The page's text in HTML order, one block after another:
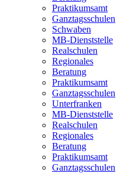
Praktikumsamt
Ganztagsschulen
Schwaben
MB-Dienststelle
Realschulen
Regionales
Beratung
Praktikumsamt
Ganztagsschulen
Unterfranken
MB-Dienststelle
Realschulen
Regionales
Beratung
Praktikumsamt
Ganztagsschulen